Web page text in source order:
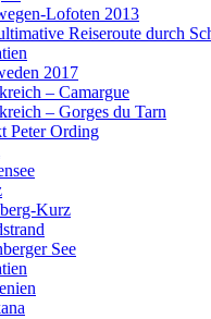
Lofoten 2013
Reiseroute durch
2017
– Camargue
– Gorges du Tarn
Peter Ording
Kurz
See